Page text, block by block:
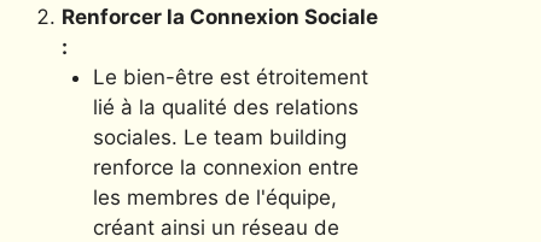
Renforcer la Connexion Sociale
:
Le bien-être est étroitement
lié à la qualité des relations
sociales. Le team building
renforce la connexion entre
les membres de l'équipe,
créant ainsi un réseau de